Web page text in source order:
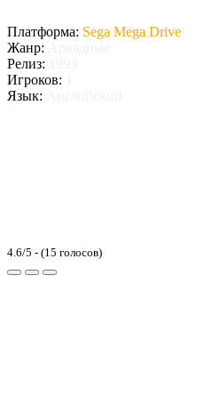
Платформа: Sega Mega Drive
Жанр:
Релиз:
Игроков:
Язык:
4.6/5 - (15 голосов)